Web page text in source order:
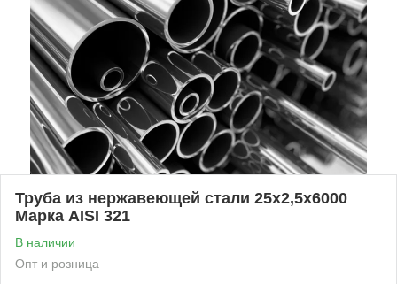
Труба из нержавеющей стали 25х2,5х6000
Марка AISI 321
В наличии
Опт и розница